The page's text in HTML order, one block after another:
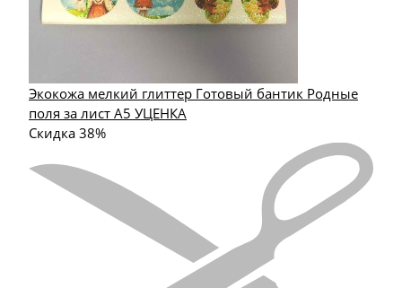
Экокожа мелкий глиттер Готовый бантик Родные
поля за лист А5 УЦЕНКА
Скидка 38%